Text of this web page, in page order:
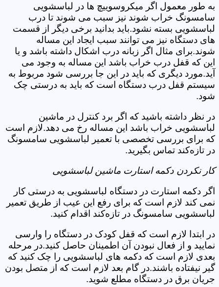
به طور معمول اگر میکروسوییچ ها در لباسشویی
سامسونگ خراب شوند نیز سبب می شوند تا درب
لباسشویی بسته نشود.باید بدانید برخی دیگر از قسمت
های دستگاه نیز می توانند سبب ایجاد این مساله
شوند.برای مثال اگر زبانه درب اشکال داشته باشد و یا
این که قفل درب خراب باشد این مساله به وجود می
آید.مورد دیگری که باید در این جا بررسی شود مربوط به
سیستم قفل درب دستگاه است که باید به درستی چک
شود.
در نظر داشته باشید که اگر برد کنترل در ماشین
لباسشویی خراب باشد این مساله رخ می دهد.لازم است
که برای بررسی تخصصی با تعمیر لباسشویی سامسونگ
در تازه‌کند تماس بگیرید.
کار نکردن دکمه استارت ماشین لباسشویی
اگر دکمه استارت در دستگاه لباسشویی به درستی کار
نمی کند لازم است که برای رفع این عیب از طریق تعمیر
لباسشویی سامسونگ در تازه‌کند اقدام کنید.
در ابتدا لازم است که قفل کودک در دستگاه را وارسی
نمایید و از فعال نبودن آن اطمینان حاصل کنید.در مرحله
بعدی لازم است که دکمه های لباسشویی را چک کنید که
گیر نیفتاده باشند.در گام بعد لازم است که از متصل بودن
جریان برق در دستگاه مطلع شوید.